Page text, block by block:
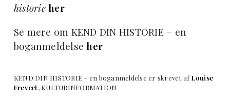
historie her
Se mere om KEND DIN HISTORIE – en
boganmeldelseher
KEND DIN HISTORIE – en boganmeldelse er skrevet afLouise
Frevert, KULTURINFORMATION